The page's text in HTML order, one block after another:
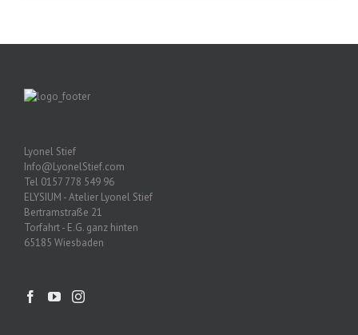
Lyonel Stief
Info@LyonelStief.com
Tel 0157 778 549 96
ELYSIUM - Atelier Lyonel Stief
Bertramstraße 21
Torfahrt - E.G. ganz hinten
65185 Wiesbaden